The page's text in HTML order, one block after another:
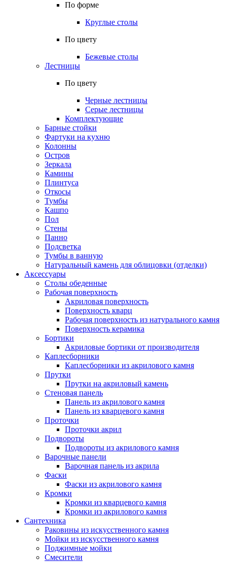
По форме
Круглые столы
По цвету
Бежевые столы
Лестницы
По цвету
Черные лестницы
Серые лестницы
Комплектующие
Барные стойки
Фартуки на кухню
Колонны
Остров
Зеркала
Камины
Плинтуса
Откосы
Тумбы
Кашпо
Пол
Стены
Панно
Подсветка
Тумбы в ванную
Натуральный камень для облицовки (отделки)
Аксессуары
Столы обеденные
Рабочая поверхность
Акриловая поверхность
Поверхность кварц
Рабочая поверхность из натурального камня
Поверхность керамика
Бортики
Акриловые бортики от производителя
Каплесборники
Каплесборники из акрилового камня
Прутки
Прутки на акриловый камень
Стеновая панель
Панель из акрилового камня
Панель из кварцевого камня
Проточки
Проточки акрил
Подвороты
Подвороты из акрилового камня
Варочные панели
Варочная панель из акрила
Фаски
Фаски из акрилового камня
Кромки
Кромки из кварцевого камня
Кромки из акрилового камня
Сантехника
Раковины из искусственного камня
Мойки из искусственного камня
Поджимные мойки
Смесители